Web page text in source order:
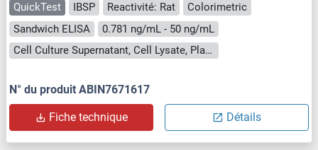
QuickTest IBSP Reactivité: Rat
Colorimetric
Sandwich ELISA
0.781 ng/mL - 50 ng/mL
Cell Culture Supernatant, Cell Lysate, Plasma, Serum, Tissue Lysate
N° du produit ABIN7671617
Fiche technique Détails